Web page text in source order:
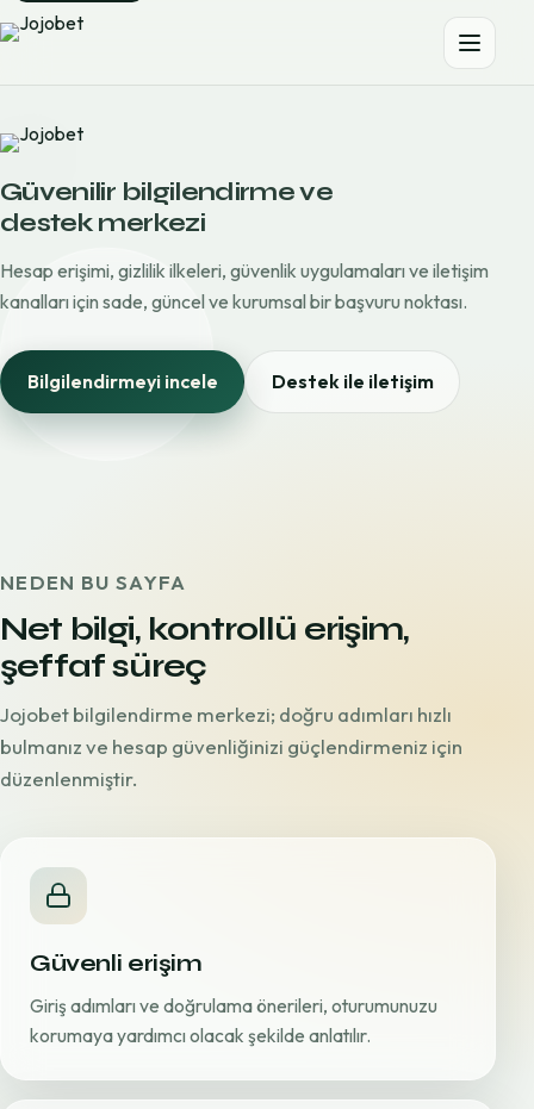
Güvenilir bilgilendirme ve
destek merkezi
Hesap erişimi, gizlilik ilkeleri, güvenlik uygulamaları ve iletişim
kanalları için sade, güncel ve kurumsal bir başvuru noktası.
Bilgilendirmeyi incele Destek ile iletişim
NEDEN BU SAYFA
Net bilgi, kontrollü erişim,
şeffaf süreç
Jojobet bilgilendirme merkezi; doğru adımları hızlı
bulmanız ve hesap güvenliğinizi güçlendirmeniz için
düzenlenmiştir.
Güvenli erişim
Giriş adımları ve doğrulama önerileri, oturumunuzu
korumaya yardımcı olacak şekilde anlatılır.